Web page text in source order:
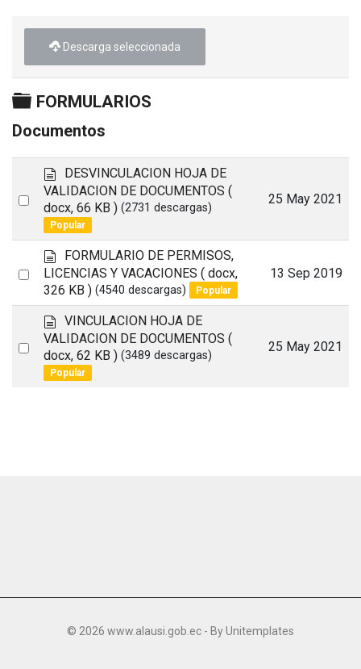
Descarga seleccionada
Carpeta
FORMULARIOS
Documentos
Select
item
d
o
c
u
m
e
n
t
DESVINCULACION HOJA DE
VALIDACION DE DOCUMENTOS (
docx, 66 KB ) (2731 descargas)
Popular
25 May 2021
Select
d
o
c
u
m
e
n
t
o
FORMULARIO DE PERMISOS,
LICENCIAS Y VACACIONES ( docx,
326 KB ) (4540 descargas) Popular
13 Sep 2019
Select
d
o
c
u
m
VINCULACION HOJA DE
VALIDACION DE DOCUMENTOS (
docx, 62 KB ) (3489 descargas)
Popular
25 May 2021
© 2026 www.alausi.gob.ec - ByUnitemplates